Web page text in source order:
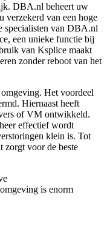
DBA.nl beheert uw
verzekerd van een hoge
specialisten van DBA.nl
een unieke functie bij
van Ksplice maakt
zonder reboot van het
Het voordeel
Hiernaast heeft
of VM ontwikkeld.
effectief wordt
klein is. Tot
zorgt voor de beste
is enorm